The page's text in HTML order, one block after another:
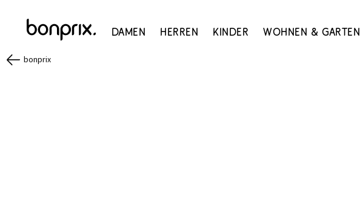
Damen Herren Kinder Wohnen & Garten
bonprix